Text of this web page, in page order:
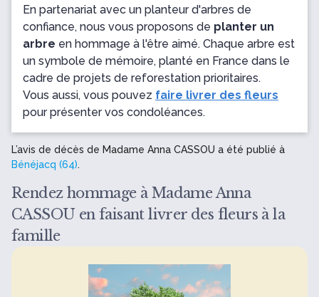
En partenariat avec un planteur d'arbres de
confiance, nous vous proposons de planter un
arbre en hommage à l'être aimé. Chaque arbre est
un symbole de mémoire, planté en France dans le
cadre de projets de reforestation prioritaires.
Vous aussi, vous pouvez faire livrer des fleurs
pour présenter vos condoléances.
L’avis de décès de Madame Anna CASSOU a été publié à
Bénéjacq (64).
Rendez hommage à Madame Anna
CASSOU en faisant livrer des fleurs à la
famille